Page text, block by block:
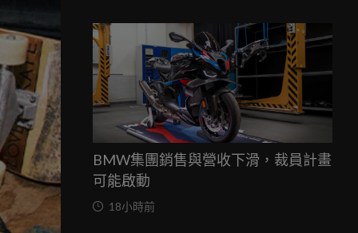
BMW集團銷售與營收下滑，裁員計畫
可能啟動
18小時前